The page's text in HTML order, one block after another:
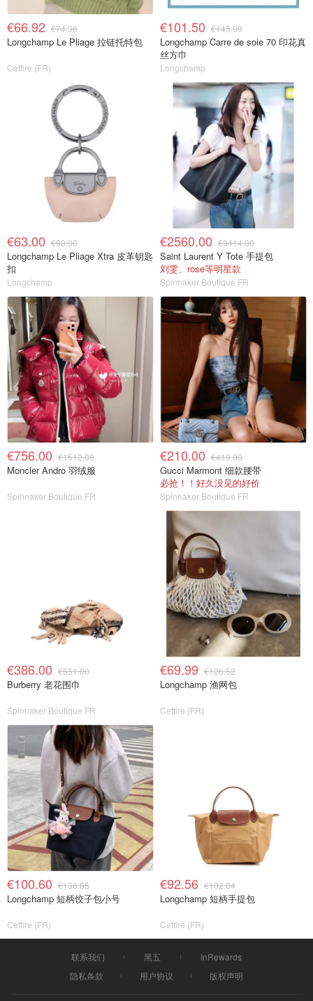
€66.92 €74.36
Longchamp Le Pliage 拉链托特包
Cettire (FR)
€101.50 €145.00
Longchamp Carre de soie 70 印花真
丝方巾
Longchamp
€63.00 €90.00
Longchamp Le Pliage Xtra 皮革钥匙
扣
Longchamp
€2560.00 €3414.00
Saint Laurent Y Tote 手提包
刘雯、rose等明星款
Spinnaker Boutique FR
€756.00 €1512.00
Moncler Andro 羽绒服
Spinnaker Boutique FR
€210.00 €419.00
Gucci Marmont 细款腰带
必抢！！好久没见的好价
Spinnaker Boutique FR
€386.00 €551.00
Burberry 老花围巾
Spinnaker Boutique FR
€69.99 €126.52
Longchamp 渔网包
Cettire (FR)
€100.60 €136.85
Longchamp 短柄饺子包小号
Cettire (FR)
€92.56 €102.84
Longchamp 短柄手提包
Cettire (FR)
联系我们 黑五
InRewards
隐私条款
用户协议 版权声明